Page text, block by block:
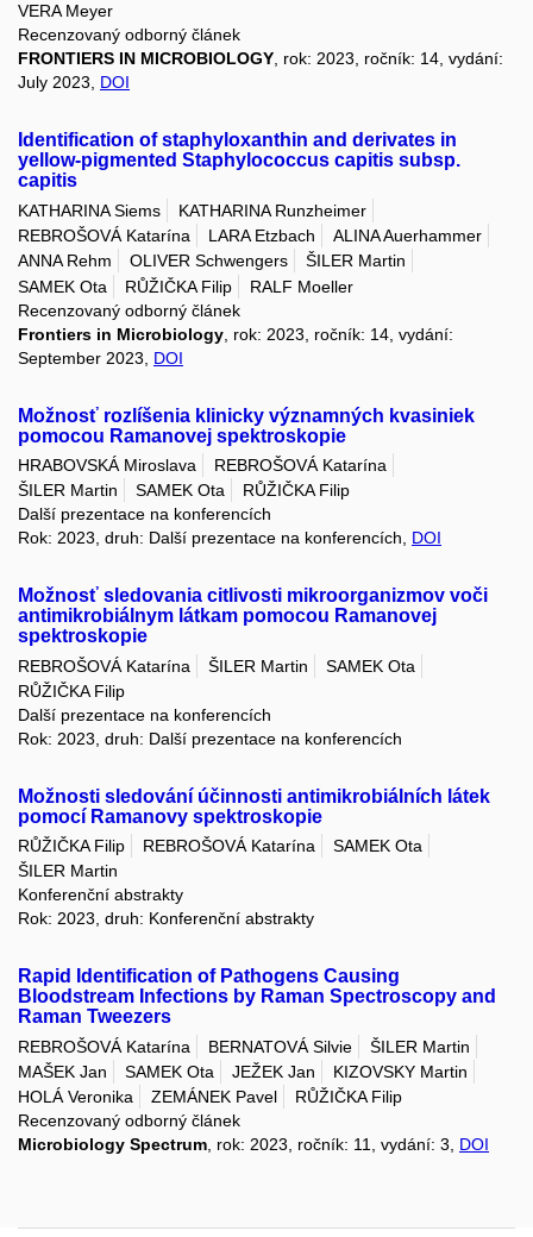
VERA Meyer
Recenzovaný odborný článek
FRONTIERS IN MICROBIOLOGY, rok: 2023, ročník: 14, vydání:
July 2023, DOI
Identification of staphyloxanthin and derivates in
yellow-pigmented Staphylococcus capitis subsp.
capitis
KATHARINA Siems
KATHARINA Runzheimer
REBROŠOVÁ Katarína
LARA Etzbach
ALINA Auerhammer
ANNA Rehm
OLIVER Schwengers
ŠILER Martin
SAMEK Ota
RŮŽIČKA Filip
RALF Moeller
Recenzovaný odborný článek
Frontiers in Microbiology , rok: 2023, ročník: 14, vydání:
September 2023, DOI
Možnosť rozlíšenia klinicky významných kvasiniek
pomocou Ramanovej spektroskopie
HRABOVSKÁ Miroslava
REBROŠOVÁ Katarína
ŠILER Martin
SAMEK Ota
RŮŽIČKA Filip
Další prezentace na konferencích
Rok: 2023, druh: Další prezentace na konferencích, DOI
Možnosť sledovania citlivosti mikroorganizmov voči
antimikrobiálnym látkam pomocou Ramanovej
spektroskopie
REBROŠOVÁ Katarína ŠILER Martin
SAMEK Ota
RŮŽIČKA Filip
Další prezentace na konferencích
Rok: 2023, druh: Další prezentace na konferencích
Možnosti sledování účinnosti antimikrobiálních látek
pomocí Ramanovy spektroskopie
RŮŽIČKA Filip REBROŠOVÁ Katarína
SAMEK Ota
ŠILER Martin
Konferenční abstrakty
Rok: 2023, druh: Konferenční abstrakty
Rapid Identification of Pathogens Causing
Bloodstream Infections by Raman Spectroscopy and
Raman Tweezers
REBROŠOVÁ Katarína BERNATOVÁ Silvie
ŠILER Martin
MAŠEK Jan
SAMEK Ota JEŽEK Jan
KIZOVSKY Martin
HOLÁ Veronika
ZEMÁNEK Pavel
RŮŽIČKA Filip
Recenzovaný odborný článek
Microbiology Spectrum, rok: 2023, ročník: 11, vydání: 3, DOI